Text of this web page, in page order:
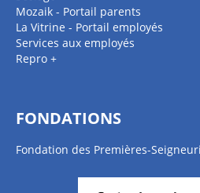
Mozaik - Portail parents
La Vitrine - Portail employés
Services aux employés
Repro +
FONDATIONS
Fondation des Premières-